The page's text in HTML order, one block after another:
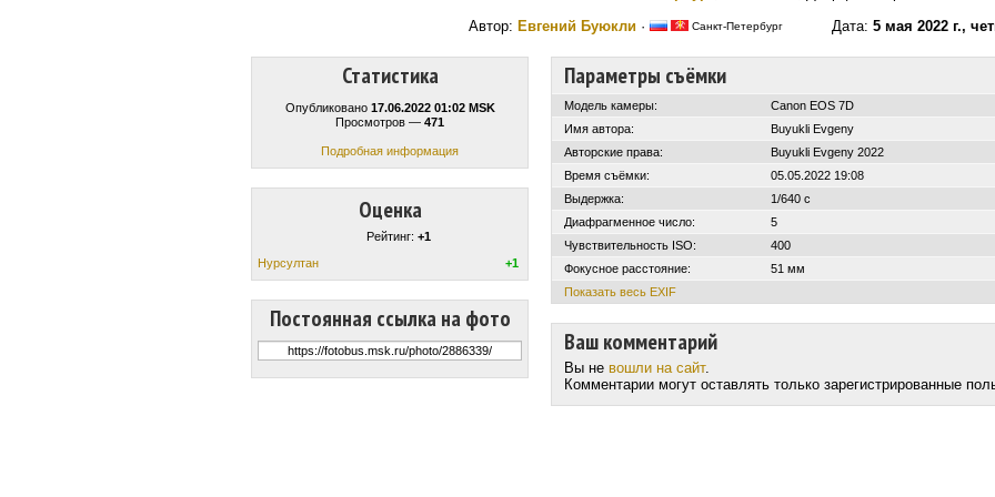
Автор: Евгений Буюкли· Санкт-ПетербургДата: 5 мая 2022 г.,
Статистика
Опубликовано 17.06.2022 01:02 MSK
Просмотров — 471
Подробная информация
Оценка
Рейтинг: +1
Нурсултан
+1
Постоянная ссылка на фото
Параметры съёмки
Модель камеры:
Canon EOS 7D
Имя автора:
Buyukli Evgeny
Авторские права:
Buyukli Evgeny 2022
Время съёмки:
05.05.2022 19:08
Выдержка:
1/640 с
Диафрагменное число:
5
Чувствительность ISO:
400
Фокусное расстояние:
51 мм
Показать весь EXIF
Ваш комментарий
Вы не вошли на сайт.
Комментарии могут оставлять только зарегистрированные